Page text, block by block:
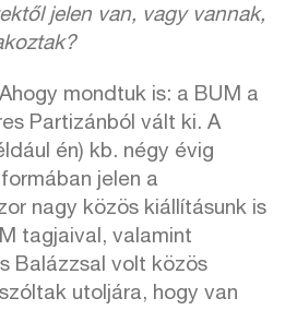
jelen van, vagy vannak,
Ahogy mondtuk is: a BUM a
Partizánból vált ki. A
én) kb. négy évig
jelen a
nagy közös kiállításunk is
tagjaival, valamint
Balázzsal volt közös
utoljára, hogy van